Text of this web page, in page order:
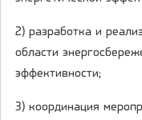
2) разработка и
области
эффективности;
3) координация